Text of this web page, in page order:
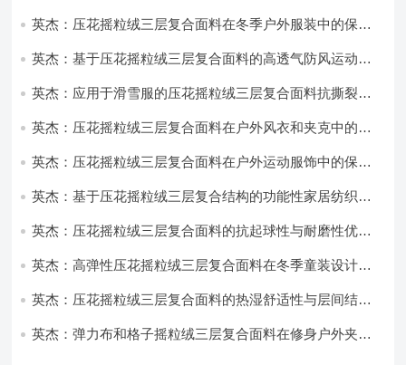
英杰：压花摇粒绒三层复合面料在冬季户外服装中的保暖
英杰：基于压花摇粒绒三层复合面料的高透气防风运动服
英杰：应用于滑雪服的压花摇粒绒三层复合面料抗撕裂与
英杰：压花摇粒绒三层复合面料在户外风衣和夹克中的应
英杰：压花摇粒绒三层复合面料在户外运动服饰中的保暖
英杰：基于压花摇粒绒三层复合结构的功能性家居纺织品
英杰：压花摇粒绒三层复合面料的抗起球性与耐磨性优化
英杰：高弹性压花摇粒绒三层复合面料在冬季童装设计中
英杰：压花摇粒绒三层复合面料的热湿舒适性与层间结合
英杰：弹力布和格子摇粒绒三层复合面料在修身户外夹克